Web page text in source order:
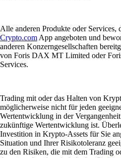
Alle anderen Produkte oder Services,
Crypto.com App angeboten und
anderen Konzerngesellschaften
von Foris DAX MT Limited oder
Services.
Trading mit oder das Halten von
möglicherweise nicht für jeden
Wertentwicklung in der
zukünftige Wertentwicklung ist.
Investition in Krypto-Assets für Sie
Situation und Ihrer Risikotoleranz
zu den Risiken, die mit dem Trading